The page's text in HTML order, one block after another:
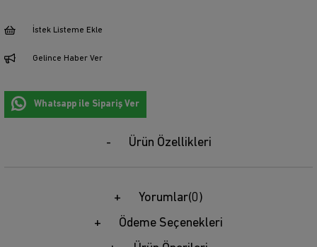
İstek Listeme Ekle
Gelince Haber Ver
Whatsapp ile Sipariş Ver
Ürün Özellikleri
Yorumlar(0)
Ödeme Seçenekleri